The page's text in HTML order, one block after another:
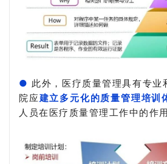
● 此外，医疗质量管理具有专业
院应建立多元化的质量管理培训
人员在医疗质量管理工作中的作用